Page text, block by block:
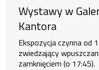
Wystawy w
Kantora
Ekspozycja czynna od
zwiedzający
zamknięciem (o 17:45).